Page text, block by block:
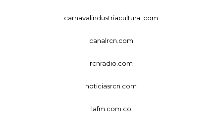
carnavalindustriacultural.com
canalrcn.com
rcnradio.com
noticiasrcn.com
lafm.com.co